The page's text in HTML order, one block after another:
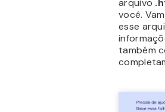
arquivo
você.
esse
também